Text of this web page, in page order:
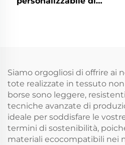
personalizzata per
negozio e alimentari
Siamo orgogliosi di offrire ai
tote realizzate in tessuto
borse sono leggere,
tecniche avanzate di
ideale per soddisfare le
termini di sostenibilità,
materiali ecocompatibili nei